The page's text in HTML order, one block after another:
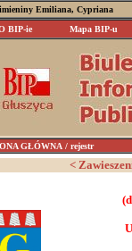
Emiliana, Cypriana
BIP-ie
Mapa BIP-u
GŁÓWNA / rejestr
<